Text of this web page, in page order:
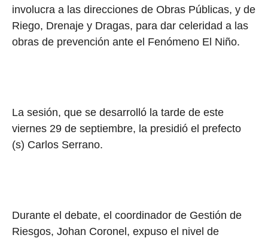
involucra a las direcciones de Obras Públicas, y de
Riego, Drenaje y Dragas, para dar celeridad a las
obras de prevención ante el Fenómeno El Niño.
La sesión, que se desarrolló la tarde de este
viernes 29 de septiembre, la presidió el prefecto
(s) Carlos Serrano.
Durante el debate, el coordinador de Gestión de
Riesgos, Johan Coronel, expuso el nivel de